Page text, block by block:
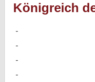
Königreich